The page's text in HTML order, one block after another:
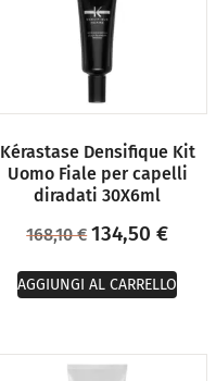
Kérastase Densifique Kit
Uomo Fiale per capelli
diradati 30X6ml
168,10€ 134,50€
AGGIUNGI AL CARRELLO